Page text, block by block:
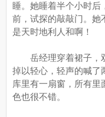
睡。她睡着半个小时后
前，试探的敲敲门。她
是天时地利人和啊！
岳经理穿着裙子，
掉以轻心，轻声的喊了
库里有一扇窗，所有
色也很不错。